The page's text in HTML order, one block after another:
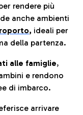
rendere più
anche ambienti
, ideali per
della partenza.
alle famiglie,
e rendono
di imbarco.
arrivare